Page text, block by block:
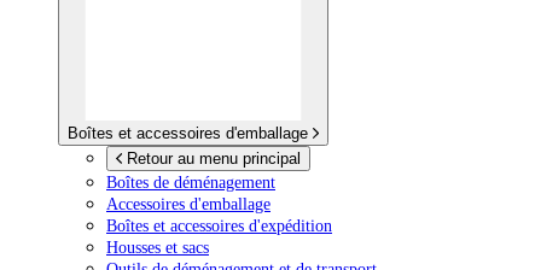
Boîtes et accessoires d'emballage
Retour au menu principal
Boîtes de déménagement
Accessoires d'emballage
Boîtes et accessoires d'expédition
Housses et sacs